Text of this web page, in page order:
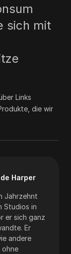
sich mit
Links
die wir
Harper
Jahrzehnt
Studios in
er sich ganz
Er
andere
ohne